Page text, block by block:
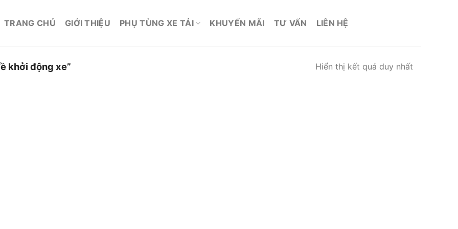
TRANG CHỦ GIỚI THIỆU PHỤ TÙNG XE TẢI KHUYẾN MÃI TƯ VẤN LIÊN HỆ
khởi động xe” Hiển thị kết quả duy nhất